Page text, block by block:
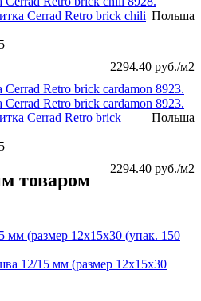
Польша
Cerrad Retro brick chili
2294.40 руб./м2
Польша
Cerrad Retro brick
2294.40 руб./м2
товаром
12/15 мм (размер 12х15х30